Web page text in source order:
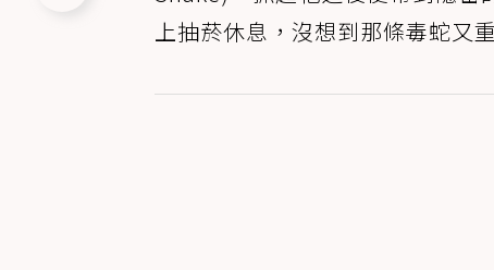
上抽菸休息，沒想到那條毒蛇又